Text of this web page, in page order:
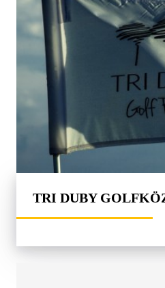
TRI DUBY